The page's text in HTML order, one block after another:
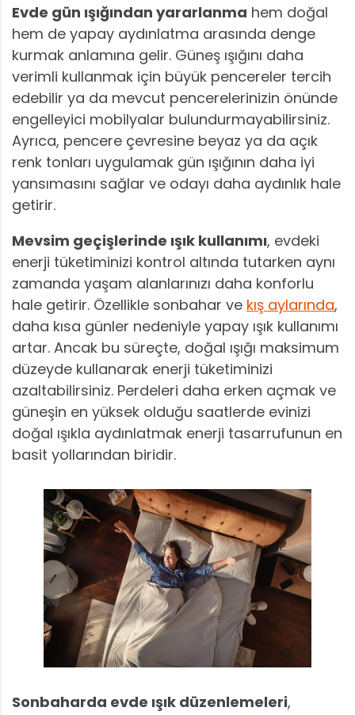
Evde gün ışığından yararlanma hem doğal
hem de yapay aydınlatma arasında denge
kurmak anlamına gelir. Güneş ışığını daha
verimli kullanmak için büyük pencereler tercih
edebilir ya da mevcut pencerelerinizin önünde
engelleyici mobilyalar bulundurmayabilirsiniz.
Ayrıca, pencere çevresine beyaz ya da açık
renk tonları uygulamak gün ışığının daha iyi
yansımasını sağlar ve odayı daha aydınlık hale
getirir.
Mevsim geçişlerinde ışık kullanımı, evdeki
enerji tüketiminizi kontrol altında tutarken aynı
zamanda yaşam alanlarınızı daha konforlu
hale getirir. Özellikle sonbahar ve kış aylarında,
daha kısa günler nedeniyle yapay ışık kullanımı
artar. Ancak bu süreçte, doğal ışığı maksimum
düzeyde kullanarak enerji tüketiminizi
azaltabilirsiniz. Perdeleri daha erken açmak ve
güneşin en yüksek olduğu saatlerde evinizi
doğal ışıkla aydınlatmak enerji tasarrufunun en
basit yollarından biridir.
Sonbaharda evde ışık düzenlemeleri,